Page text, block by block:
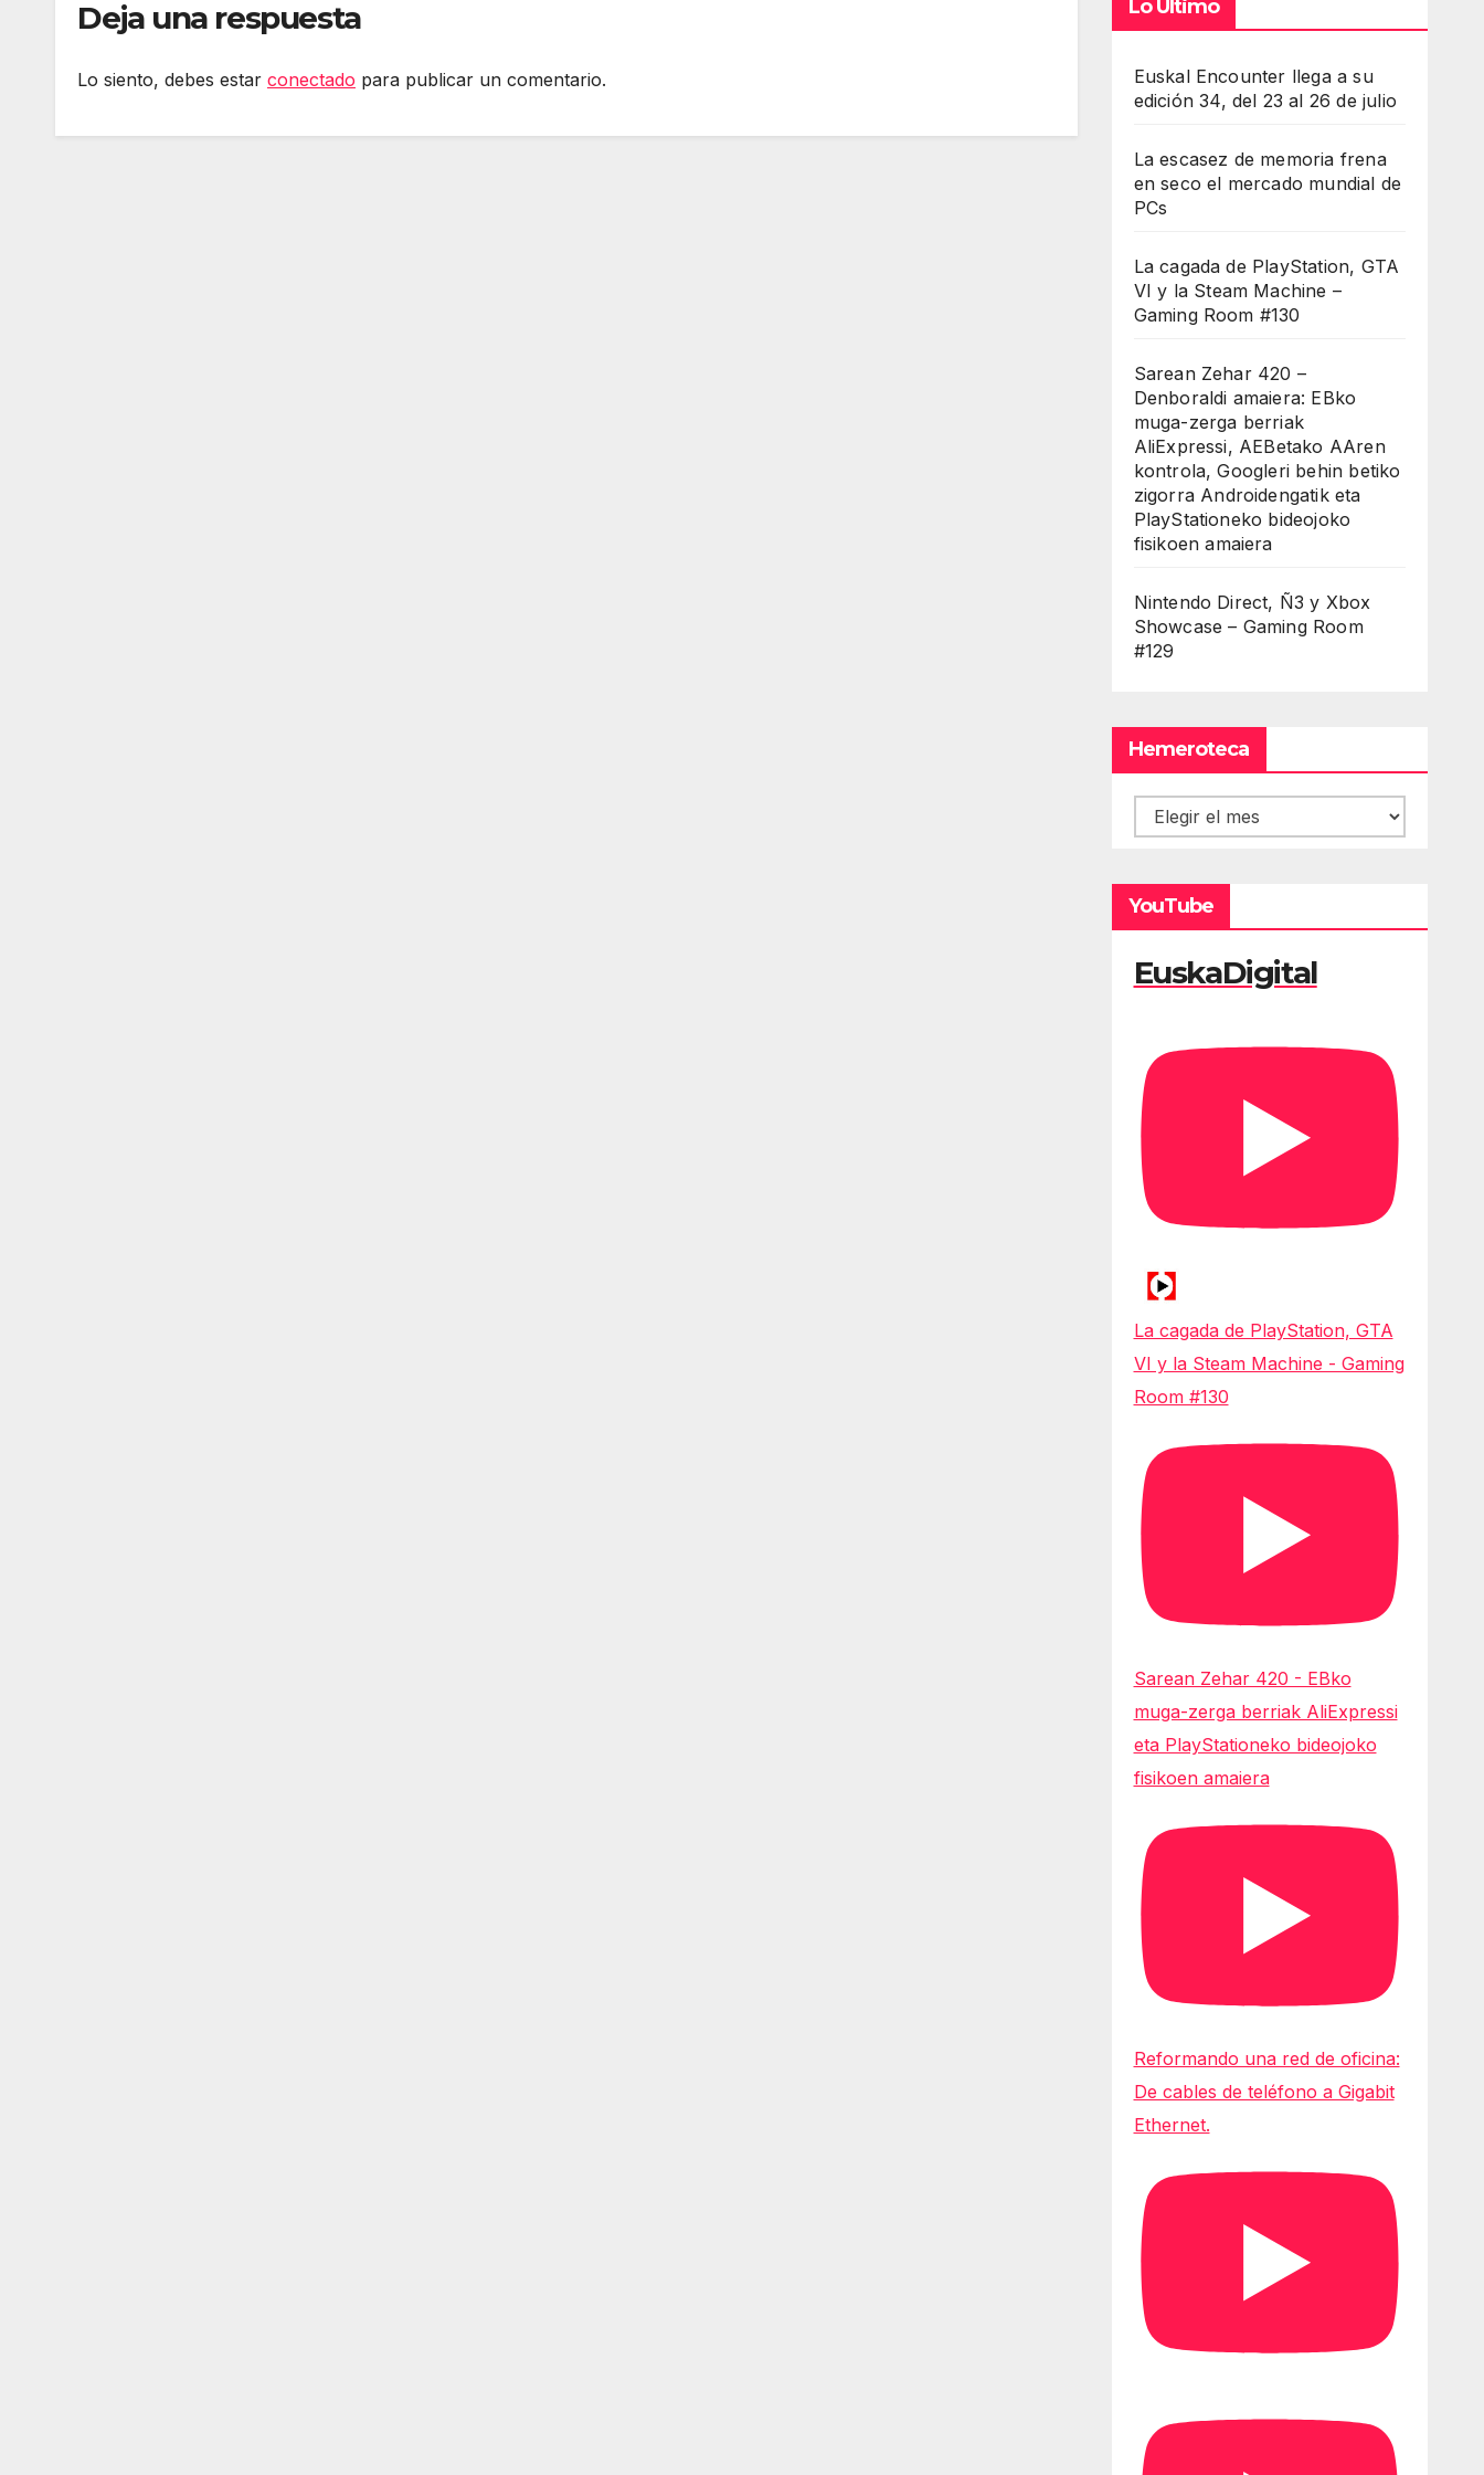
Deja una respuesta
Lo siento, debes estar conectado para publicar un comentario.
Lo Último
Euskal Encounter llega a su
edición 34, del 23 al 26 de julio
La escasez de memoria frena
en seco el mercado mundial de
PCs
La cagada de PlayStation, GTA
VI y la Steam Machine –
Gaming Room #130
Sarean Zehar 420 –
Denboraldi amaiera: EBko
muga-zerga berriak
AliExpressi, AEBetako AAren
kontrola, Googleri behin betiko
zigorra Androidengatik eta
PlayStationeko bideojoko
fisikoen amaiera
Nintendo Direct, Ñ3 y Xbox
Showcase – Gaming Room
#129
Hemeroteca
Hemeroteca
YouTube
EuskaDigital
La cagada de PlayStation, GTA
VI y la Steam Machine - Gaming
Room #130
Sarean Zehar 420 - EBko
muga-zerga berriak AliExpressi
eta PlayStationeko bideojoko
fisikoen amaiera
Reformando una red de oficina:
De cables de teléfono a Gigabit
Ethernet.